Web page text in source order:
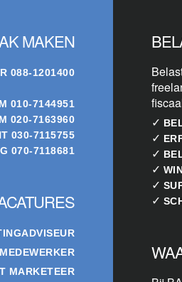
MAKEN
088-1201400
010-7144951
020-7163960
030-7115755
070-7118681
MARKETEER
✓
✓
✓
✓
✓
✓